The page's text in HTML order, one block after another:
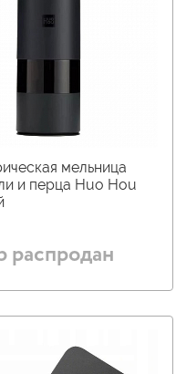
мельница
и перца Huo Hou
распродан